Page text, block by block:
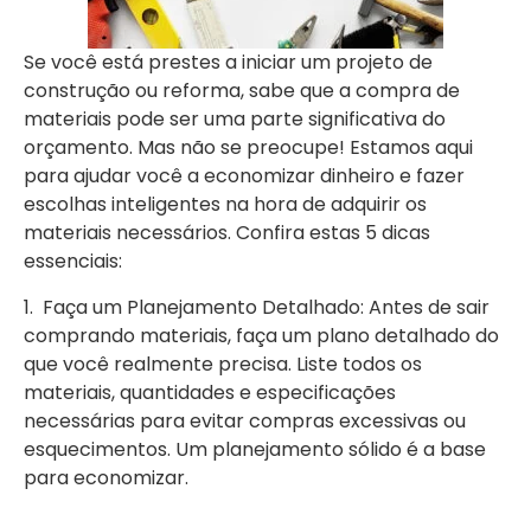
Se você está prestes a iniciar um projeto de
construção ou reforma, sabe que a compra de
materiais pode ser uma parte significativa do
orçamento. Mas não se preocupe! Estamos aqui
para ajudar você a economizar dinheiro e fazer
escolhas inteligentes na hora de adquirir os
materiais necessários. Confira estas 5 dicas
essenciais:
1. Faça um Planejamento Detalhado: Antes de sair
comprando materiais, faça um plano detalhado do
que você realmente precisa. Liste todos os
materiais, quantidades e especificações
necessárias para evitar compras excessivas ou
esquecimentos. Um planejamento sólido é a base
para economizar.